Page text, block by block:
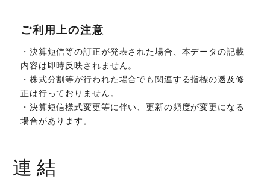
ご利用上の注意
・決算短信等の訂正が発表された場合、本データの記載
内容は即時反映されません。
・株式分割等が行われた場合でも関連する指標の遡及修
正は行っておりません。
・決算短信様式変更等に伴い、更新の頻度が変更になる
場合があります。
連結